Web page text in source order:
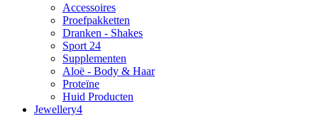
Accessoires
Proefpakketten
Dranken - Shakes
Sport 24
Supplementen
Aloë - Body & Haar
Proteïne
Huid Producten
Jewellery4